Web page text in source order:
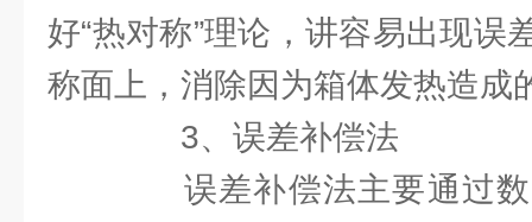
好“热对称”理论，讲容易出现误
称面上，消除因为箱体发热造成
3、误差补偿法
误差补偿法主要通过数